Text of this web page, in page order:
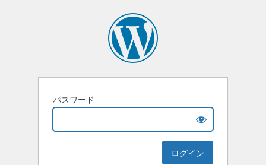
パスワード